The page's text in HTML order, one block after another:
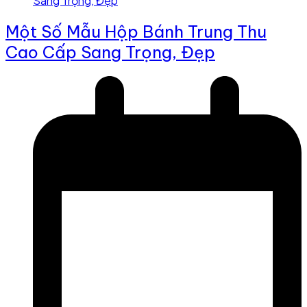
Một Số Mẫu Hộp Bánh Trung Thu
Cao Cấp Sang Trọng, Đẹp